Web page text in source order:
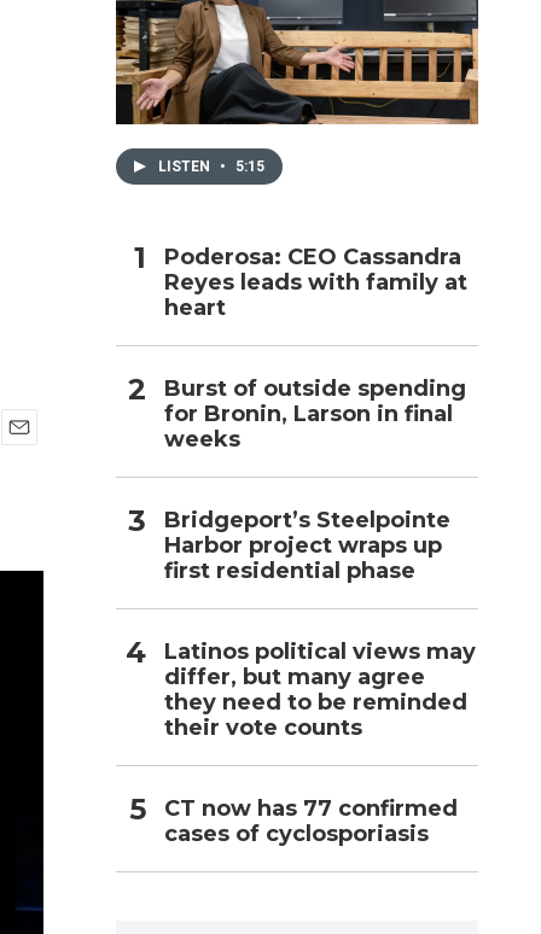
LISTEN • 5:15
Poderosa: CEO Cassandra
Reyes leads with family at
heart
Burst of outside spending
for Bronin, Larson in final
weeks
Bridgeport’s Steelpointe
Harbor project wraps up
first residential phase
Latinos political views may
differ, but many agree
they need to be reminded
their vote counts
CT now has 77 confirmed
cases of cyclosporiasis